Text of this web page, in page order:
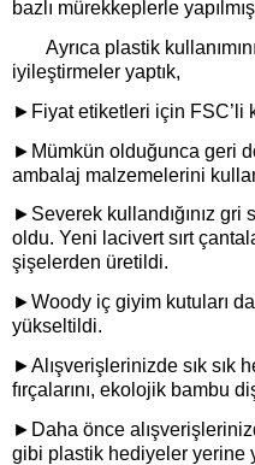
bazlı mürekkeplerle
Ayrıca plastik kullanımını
iyileştirmeler yaptık,
► Fiyat etiketleri için FSC’li
► Mümkün olduğunca geri
ambalaj malzemelerini
► Severek kullandığınız gri
oldu. Yeni lacivert sırt
şişelerden üretildi.
►Woody iç giyim kutuları
yükseltildi.
►Alışverişlerinizde sık sık
fırçalarını, ekolojik bambu
► Daha önce
gibi plastik hediyeler yerine